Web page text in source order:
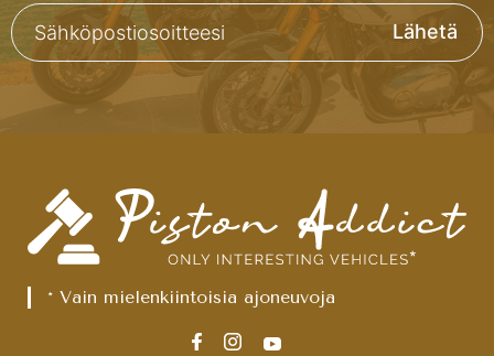
Lähetä
* Vain mielenkiintoisia ajoneuvoja